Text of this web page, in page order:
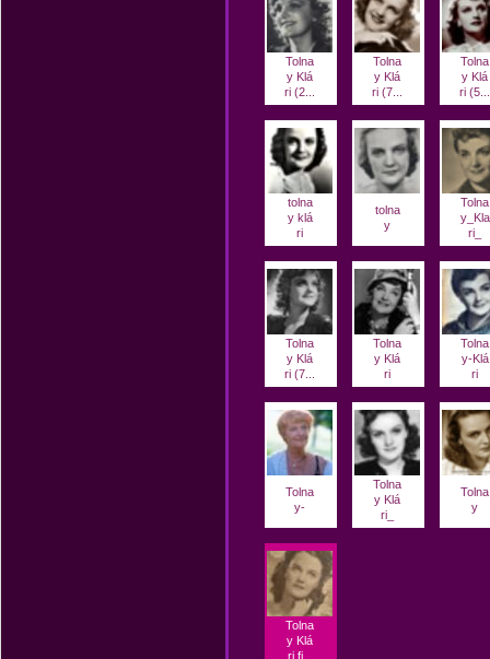
Tolna
y Klá
ri (2...
Tolna
y Klá
ri (7...
Tolna
y Klá
ri (5...
tolna
y klá
ri
tolna
y
Tolna
y_Kla
ri_
Tolna
y Klá
ri (7...
Tolna
y Klá
ri
Tolna
y-Klá
ri
Tolna
y-
Tolna
y Klá
ri_
Tolna
y
Tolna
y Klá
ri fi...